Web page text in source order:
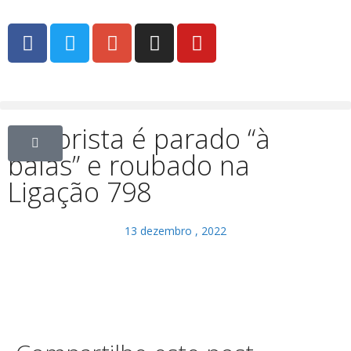
Motorista é parado “à
balas” e roubado na
Ligação 798
13 dezembro , 2022